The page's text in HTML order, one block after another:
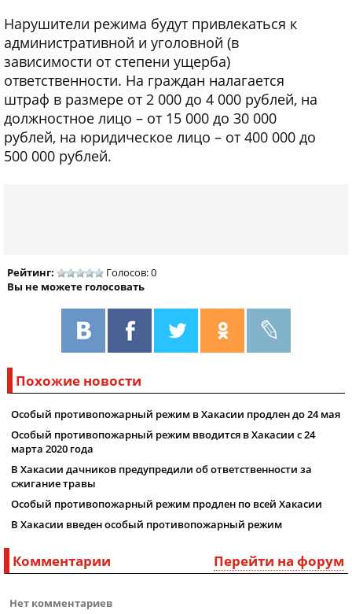
Нарушители режима будут привлекаться к
административной и уголовной (в
зависимости от степени ущерба)
ответственности. На граждан налагается
штраф в размере от 2 000 до 4 000 рублей, на
должностное лицо – от 15 000 до 30 000
рублей, на юридическое лицо – от 400 000 до
500 000 рублей.
Рейтинг:
Голосов: 0
Вы не можете голосовать
Похожие новости
Особый противопожарный режим в Хакасии продлен до 24 мая
Особый противопожарный режим вводится в Хакасии с 24
марта 2020 года
В Хакасии дачников предупредили об ответственности за
сжигание травы
Особый противопожарный режим продлен по всей Хакасии
В Хакасии введен особый противопожарный режим
Перейти на форум
Комментарии
Нет комментариев